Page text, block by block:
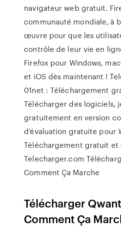
navigateur web gratuit.
communauté mondiale, à
œuvre pour que les
contrôle de leur vie en
Firefox pour Windows,
et iOS dès maintenant !
01net : Téléchargement
Télécharger des logiciels,
gratuitement en version
d'évaluation gratuite pour
Téléchargement gratuit et
Telecharger.com
Comment Ça Marche
Télécharger
Comment Ça